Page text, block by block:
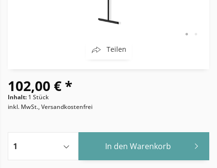
Teilen
102,00 € *
Inhalt: 1 Stück
inkl. MwSt., Versandkostenfrei
In den Warenkorb